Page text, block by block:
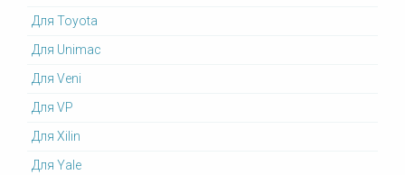
Для Toyota
Для Unimac
Для Veni
Для VP
Для Xilin
Для Yale